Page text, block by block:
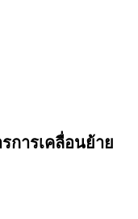
การเคลื่อนย้าย